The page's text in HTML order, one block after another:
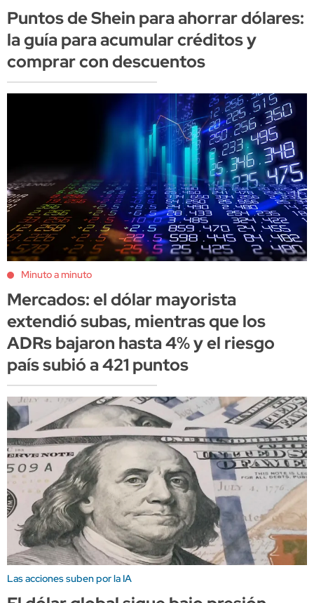
Puntos de Shein para ahorrar dólares:
la guía para acumular créditos y
comprar con descuentos
Minuto a minuto
Mercados: el dólar mayorista
extendió subas, mientras que los
ADRs bajaron hasta 4% y el riesgo
país subió a 421 puntos
Las acciones suben por la IA